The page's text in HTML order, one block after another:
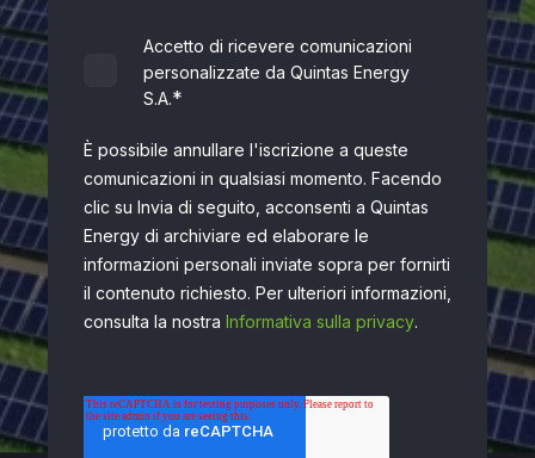
Accetto di ricevere comunicazioni
personalizzate da Quintas Energy
S.A.*
È possibile annullare l'iscrizione a queste
comunicazioni in qualsiasi momento. Facendo
clic su Invia di seguito, acconsenti a Quintas
Energy di archiviare ed elaborare le
informazioni personali inviate sopra per fornirti
il contenuto richiesto. Per ulteriori informazioni,
consulta la nostra Informativa sulla privacy.